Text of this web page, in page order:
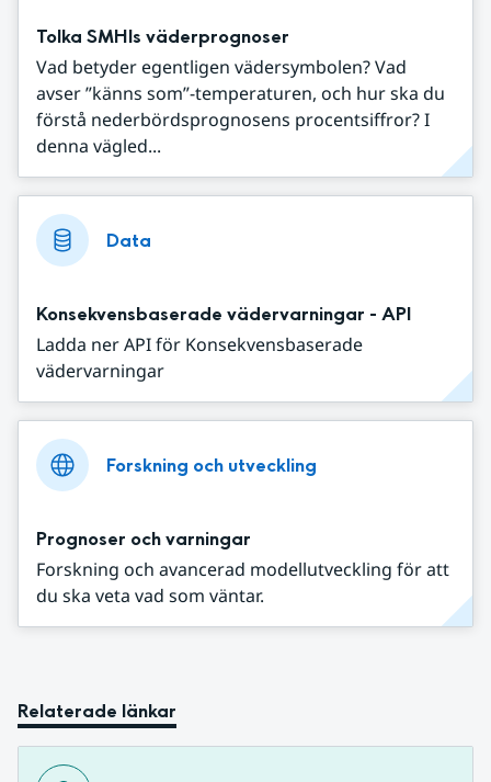
Tolka SMHIs väderprognoser
Vad betyder egentligen vädersymbolen? Vad
avser ”känns som”-temperaturen, och hur ska du
förstå nederbördsprognosens procentsiffror? I
denna vägled...
Data
Konsekvensbaserade vädervarningar - API
Ladda ner API för Konsekvensbaserade
vädervarningar
Forskning och utveckling
Prognoser och varningar
Forskning och avancerad modellutveckling för att
du ska veta vad som väntar.
Relaterade länkar